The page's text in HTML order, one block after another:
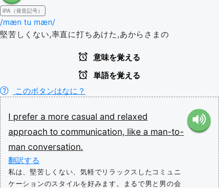
IPA（発音記号）
/mæn tu mæn/
堅苦しくない,率直に打ちあけた,あからさまの
意味を覚える
単語を覚える
このボタンはなに？
I prefer a more casual and relaxed
approach to communication, like a man-to-
man conversation.
翻訳する
私は、堅苦しくない、気軽でリラックスしたコミュニ
ケーションのスタイルを好みます。まるで男と男の会